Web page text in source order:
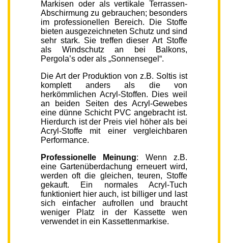
Markisen oder als vertikale Terrassen-
Abschirmung zu gebrauchen; besonders
im professionellen Bereich. Die Stoffe
bieten ausgezeichneten Schutz und sind
sehr stark. Sie treffen dieser Art Stoffe
als Windschutz an bei Balkons,
Pergola’s oder als „Sonnensegel“.
Die Art der Produktion von z.B. Soltis ist
komplett anders als die von
herkömmlichen Acryl-Stoffen. Dies weil
an beiden Seiten des Acryl-Gewebes
eine dünne Schicht PVC angebracht ist.
Hierdurch ist der Preis viel höher als bei
Acryl-Stoffe mit einer vergleichbaren
Performance.
Professionelle Meinung: Wenn z.B.
eine Gartenüberdachung erneuert wird,
werden oft die gleichen, teuren, Stoffe
gekauft. Ein normales Acryl-Tuch
funktioniert hier auch, ist billiger und last
sich einfacher aufrollen und braucht
weniger Platz in der Kassette wen
verwendet in ein Kassettenmarkise.